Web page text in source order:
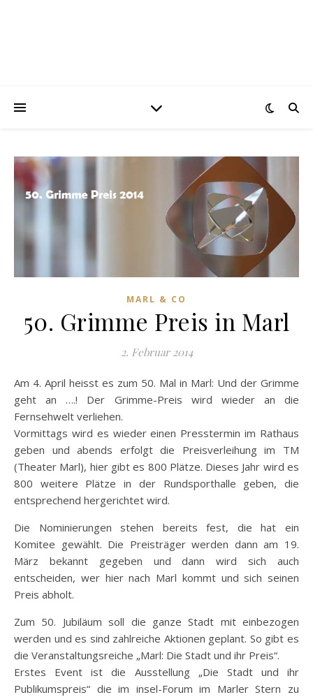
MARL & CO
50. Grimme Preis in Marl
2. Februar 2014
Am 4. April heisst es zum 50. Mal in Marl: Und der Grimme
geht an ….! Der Grimme-Preis wird wieder an die
Fernsehwelt verliehen.
Vormittags wird es wieder einen Presstermin im Rathaus
geben und abends erfolgt die Preisverleihung im TM
(Theater Marl), hier gibt es 800 Plätze. Dieses Jahr wird es
800 weitere Plätze in der Rundsporthalle geben, die
entsprechend hergerichtet wird.
Die Nominierungen stehen bereits fest, die hat ein
Komitee gewählt. Die Preisträger werden dann am 19.
März bekannt gegeben und dann wird sich auch
entscheiden, wer hier nach Marl kommt und sich seinen
Preis abholt.
Zum 50. Jubiläum soll die ganze Stadt mit einbezogen
werden und es sind zahlreiche Aktionen geplant. So gibt es
die Veranstaltungsreiche „Marl: Die Stadt und ihr Preis“.
Erstes Event ist die Ausstellung „Die Stadt und ihr
Publikumspreis“ die im insel-Forum im Marler Stern zu